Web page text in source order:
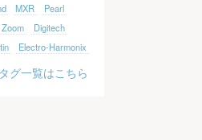
MXR
Pearl
Zoom
Digitech
Electro-Harmonix
グ一覧はこちら